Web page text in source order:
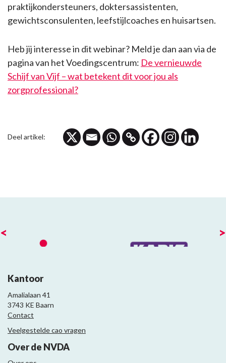
praktijkondersteuners, doktersassistenten,
gewichtsconsulenten, leefstijlcoaches en huisartsen.
Heb jij interesse in dit webinar? Meld je dan aan via de
pagina van het Voedingscentrum: De vernieuwde
Schijf van Vijf – wat betekent dit voor jou als
zorgprofessional?
Deel artikel:
< >
Kantoor
Amalialaan 41
3743 KE Baarn
Contact
Veelgestelde cao vragen
Over de NVDA